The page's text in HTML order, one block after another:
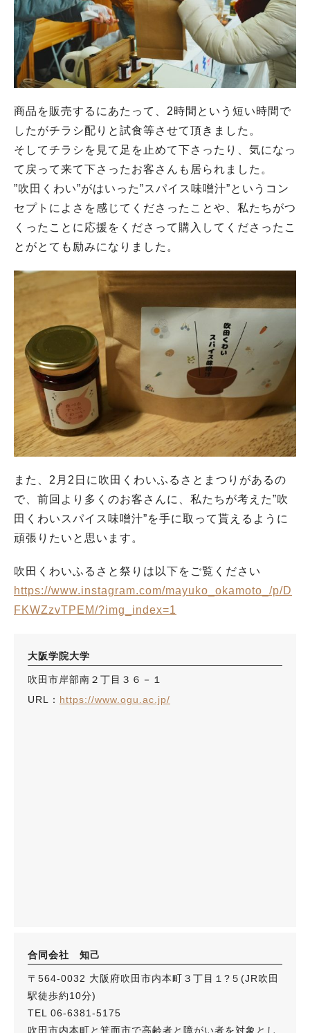
商品を販売するにあたって、2時間という短い時間で
したがチラシ配りと試食等させて頂きました。
そしてチラシを見て足を止めて下さったり、気になっ
て戻って来て下さったお客さんも居られました。
”吹田くわい”がはいった”スパイス味噌汁”というコン
セプトによさを感じてくださったことや、私たちがつ
くったことに応援をくださって購入してくださったこ
とがとても励みになりました。
また、2月2日に吹田くわいふるさとまつりがあるの
で、前回より多くのお客さんに、私たちが考えた”吹
田くわいスパイス味噌汁”を手に取って貰えるように
頑張りたいと思います。
吹田くわいふるさと祭りは以下をご覧ください
https://www.instagram.com/mayuko_okamoto_/p/D
FKWZzvTPEM/?img_index=1
大阪学院大学
吹田市岸部南２丁目３６－１
URL： https://www.ogu.ac.jp/
合同会社 知己
〒564-0032 大阪府吹田市内本町３丁目１?５(JR吹田
駅徒歩約10分)
TEL 06-6381-5175
吹田市内本町と箕面市で高齢者と障がい者を対象とし